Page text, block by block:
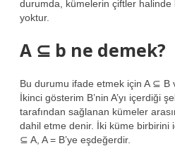
durumda, kümelerin çiftler halinde
yoktur.
A ⊆ b ne demek?
Bu durumu ifade etmek için A ⊆ B
İkinci gösterim B’nin A’yı içerdiği
tarafından sağlanan kümeler
dahil etme denir. İki küme birbirini
⊆ A, A = B’ye eşdeğerdir.